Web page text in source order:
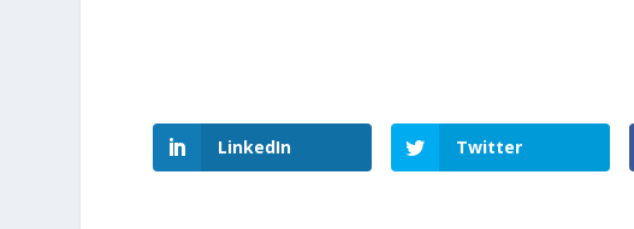
LinkedIn Twitter